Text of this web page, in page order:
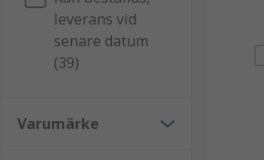
leverans vid
senare datum
(39)
Varumärke